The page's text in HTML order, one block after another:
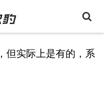
但实际上是有的，系